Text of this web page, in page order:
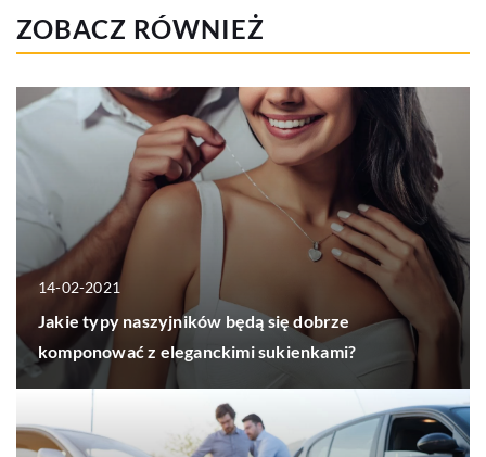
ZOBACZ RÓWNIEŻ
14-02-2021
Jakie typy naszyjników będą się dobrze
komponować z eleganckimi sukienkami?